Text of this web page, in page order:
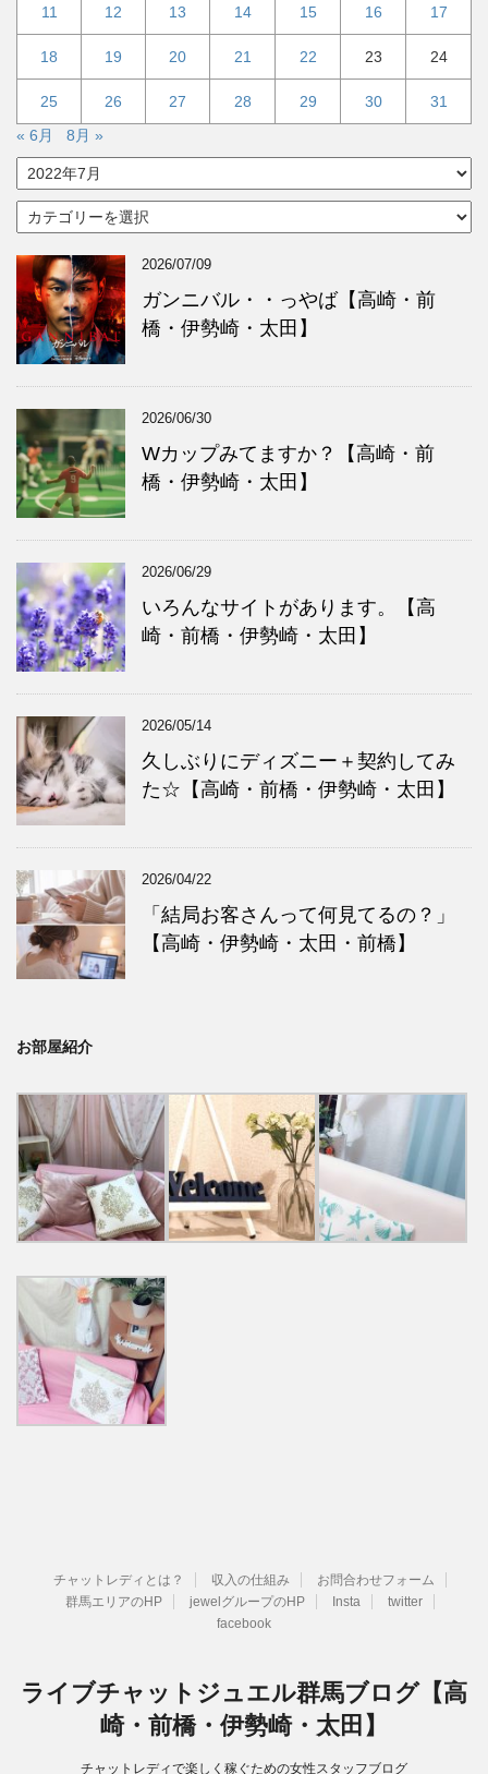
11 12 13 14 15 16 17
18 19 20 21 22 23 24
25 26 27 28 29 30
31
« 6月
8月 »
ア
ー
カ
イ
ブ
カ
テ
ゴ
ー
2026/07/09
ガンニバル・・っやば【高崎・前
橋・伊勢崎・太田】
2026/06/30
Wカップみてますか？【高崎・前
橋・伊勢崎・太田】
2026/06/29
いろんなサイトがあります。【高
崎・前橋・伊勢崎・太田】
2026/05/14
久しぶりにディズニー＋契約してみ
た☆【高崎・前橋・伊勢崎・太田】
2026/04/22
「結局お客さんって何見てるの？」
【高崎・伊勢崎・太田・前橋】
お部屋紹介
チャットレディとは？ 収入の仕組み
お問合わせフォーム
群馬エリアのHP
jewelグループのHP Insta
twitter
facebook
ライブチャットジュエル群馬ブログ【高
崎・前橋・伊勢崎・太田】
チャットレディで楽しく稼ぐための女性スタッフブログ